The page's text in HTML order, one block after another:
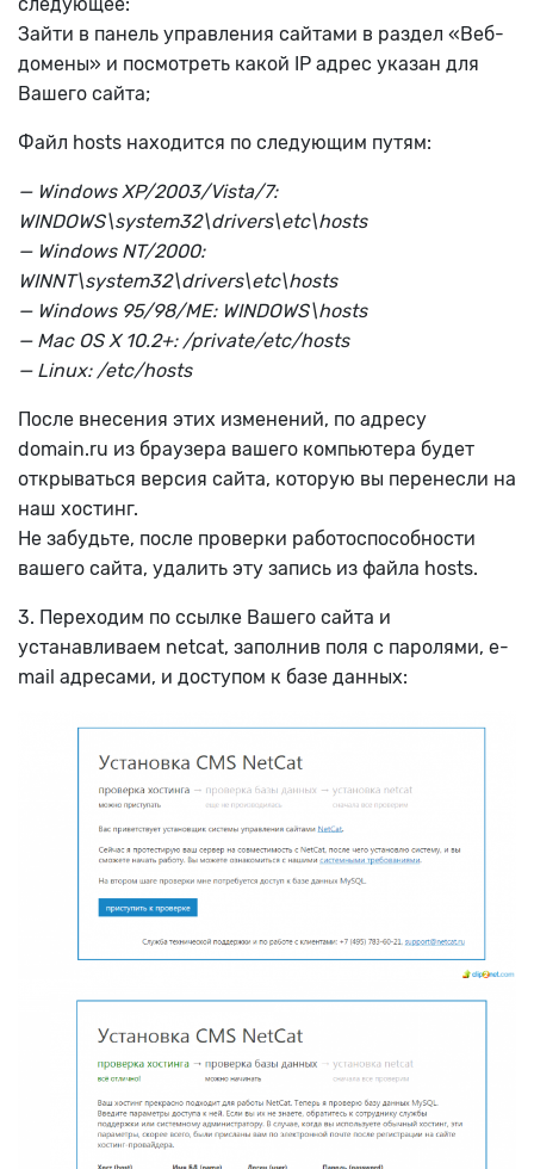
Зайти в панель управления сайтами в раздел «Веб-
домены» и посмотреть какой IP адрес указан для
Вашего сайта;
Файл hosts находится по следующим путям:
— Windows XP/2003/Vista/7:
WINDOWS\system32\drivers\etc\hosts
— Windows NT/2000:
WINNT\system32\drivers\etc\hosts
— Windows 95/98/ME: WINDOWS\hosts
— Mac OS X 10.2+: /private/etc/hosts
— Linux: /etc/hosts
После внесения этих изменений, по адресу
domain.ru из браузера вашего компьютера будет
открываться версия сайта, которую вы перенесли на
наш хостинг.
Не забудьте, после проверки работоспособности
вашего сайта, удалить эту запись из файла hosts.
3. Переходим по ссылке Вашего сайта и
устанавливаем netcat, заполнив поля с паролями, e-
mail адресами, и доступом к базе данных: